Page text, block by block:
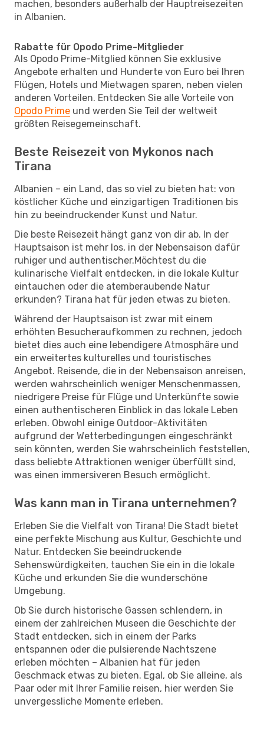
machen, besonders außerhalb der Hauptreisezeiten
in Albanien.
Rabatte für Opodo Prime-Mitglieder
Als Opodo Prime-Mitglied können Sie exklusive
Angebote erhalten und Hunderte von Euro bei Ihren
Flügen, Hotels und Mietwagen sparen, neben vielen
anderen Vorteilen. Entdecken Sie alle Vorteile von
Opodo Prime und werden Sie Teil der weltweit
größten Reisegemeinschaft.
Beste Reisezeit von Mykonos nach
Tirana
Albanien – ein Land, das so viel zu bieten hat: von
köstlicher Küche und einzigartigen Traditionen bis
hin zu beeindruckender Kunst und Natur.
Die beste Reisezeit hängt ganz von dir ab. In der
Hauptsaison ist mehr los, in der Nebensaison dafür
ruhiger und authentischer.Möchtest du die
kulinarische Vielfalt entdecken, in die lokale Kultur
eintauchen oder die atemberaubende Natur
erkunden? Tirana hat für jeden etwas zu bieten.
Während der Hauptsaison ist zwar mit einem
erhöhten Besucheraufkommen zu rechnen, jedoch
bietet dies auch eine lebendigere Atmosphäre und
ein erweitertes kulturelles und touristisches
Angebot. Reisende, die in der Nebensaison anreisen,
werden wahrscheinlich weniger Menschenmassen,
niedrigere Preise für Flüge und Unterkünfte sowie
einen authentischeren Einblick in das lokale Leben
erleben. Obwohl einige Outdoor-Aktivitäten
aufgrund der Wetterbedingungen eingeschränkt
sein könnten, werden Sie wahrscheinlich feststellen,
dass beliebte Attraktionen weniger überfüllt sind,
was einen immersiveren Besuch ermöglicht.
Was kann man in Tirana unternehmen?
Erleben Sie die Vielfalt von Tirana! Die Stadt bietet
eine perfekte Mischung aus Kultur, Geschichte und
Natur. Entdecken Sie beeindruckende
Sehenswürdigkeiten, tauchen Sie ein in die lokale
Küche und erkunden Sie die wunderschöne
Umgebung.
Ob Sie durch historische Gassen schlendern, in
einem der zahlreichen Museen die Geschichte der
Stadt entdecken, sich in einem der Parks
entspannen oder die pulsierende Nachtszene
erleben möchten – Albanien hat für jeden
Geschmack etwas zu bieten. Egal, ob Sie alleine, als
Paar oder mit Ihrer Familie reisen, hier werden Sie
unvergessliche Momente erleben.